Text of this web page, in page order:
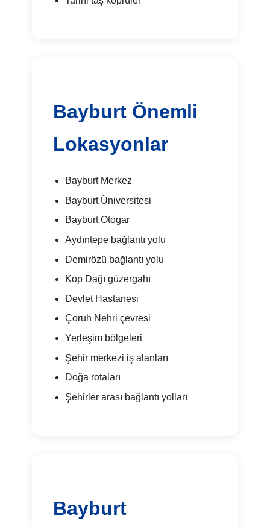
Bayburt Önemli
Lokasyonlar
Bayburt Merkez
Bayburt Üniversitesi
Bayburt Otogar
Aydıntepe bağlantı yolu
Demirözü bağlantı yolu
Kop Dağı güzergahı
Devlet Hastanesi
Çoruh Nehri çevresi
Yerleşim bölgeleri
Şehir merkezi iş alanları
Doğa rotaları
Şehirler arası bağlantı yolları
Bayburt